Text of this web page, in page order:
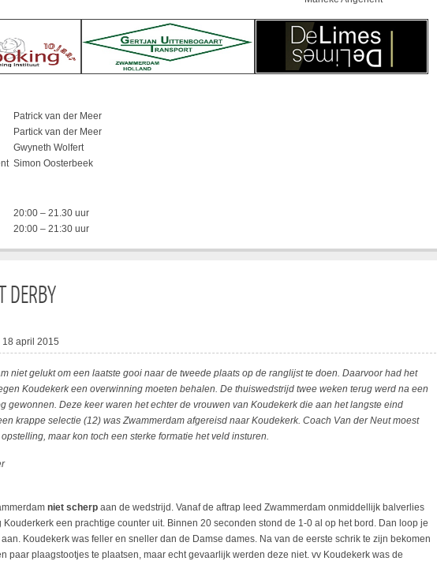
Patrick van der Meer
Partick van der Meer
Gwyneth Wolfert
Simon Oosterbeek
20:00 – 21.30 uur
20:00 – 21:30 uur
DERBY
18 april 2015
niet gelukt om een laatste gooi naar de tweede plaats op de ranglijst te doen. Daarvoor had het
Koudekerk een overwinning moeten behalen. De thuiswedstrijd twee weken terug werd na een
gewonnen. Deze keer waren het echter de vrouwen van Koudekerk die aan het langste eind
krappe selectie (12) was Zwammerdam afgereisd naar Koudekerk. Coach Van der Neut moest
maar kon toch een sterke formatie het veld insturen.
niet scherp aan de wedstrijd. Vanaf de aftrap leed Zwammerdam onmiddellijk balverlies
een prachtige counter uit. Binnen 20 seconden stond de 1-0 al op het bord. Dan loop je
Koudekerk was feller en sneller dan de Damse dames. Na van de eerste schrik te zijn bekomen
paar plaagstootjes te plaatsen, maar echt gevaarlijk werden deze niet. vv Koudekerk was de